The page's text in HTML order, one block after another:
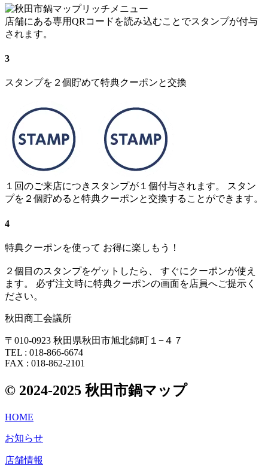
店舗にある専用QRコードを読み込むことでスタンプが付与
されます。
3
スタンプを２個貯めて特典クーポンと交換
１回のご来店につきスタンプが１個付与されます。 スタン
プを２個貯めると特典クーポンと交換することができます。
4
特典クーポンを使って お得に楽しもう！
２個目のスタンプをゲットしたら、 すぐにクーポンが使え
ます。 必ず注文時に特典クーポンの画面を店員へご提示く
ださい。
秋田商工会議所
〒010-0923 秋田県秋田市旭北錦町１−４７
TEL : 018-866-6674
FAX : 018-862-2101
© 2024-2025 秋田市鍋マップ
HOME
お知らせ
店舗情報